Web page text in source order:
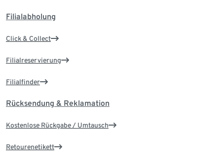
Filialabholung
Click & Collect
Filialreservierung
Filialfinder
Rücksendung & Reklamation
Kostenlose Rückgabe / Umtausch
Retourenetikett